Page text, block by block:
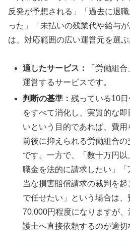
反発が予想される」「過去に退
った」「未払いの残業代や給与
は、対応範囲の広い運営元を選ぶ
適したサービス：
「労働組
運営するサービスです。
判断の基準：残っている10
をすべて消化し、実質的な
いという目的であれば、費
前後に抑えられる労働組合
です。一方で、「数十万円
職金を法的に請求したい」
当な損害賠償請求の裁判を起
で任せたい」という場合は
70,000円程度になりますが
護士へ直接依頼するのが適切